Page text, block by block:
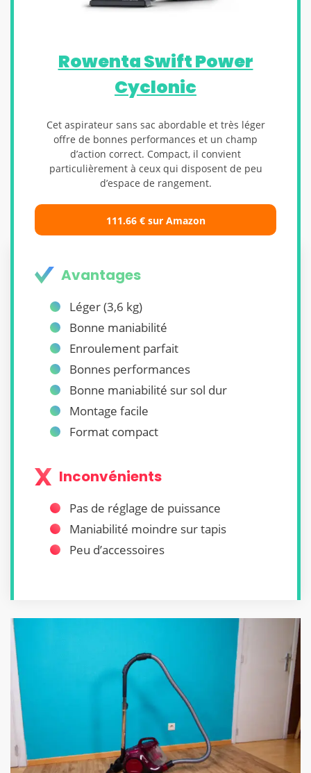
Rowenta Swift Power
Cyclonic
Cet aspirateur sans sac abordable et très léger
offre de bonnes performances et un champ
d’action correct. Compact, il convient
particulièrement à ceux qui disposent de peu
d’espace de rangement.
111.66 € sur Amazon
Avantages
Léger (3,6 kg)
Bonne maniabilité
Enroulement parfait
Bonnes performances
Bonne maniabilité sur sol dur
Montage facile
Format compact
Inconvénients
Pas de réglage de puissance
Maniabilité moindre sur tapis
Peu d’accessoires